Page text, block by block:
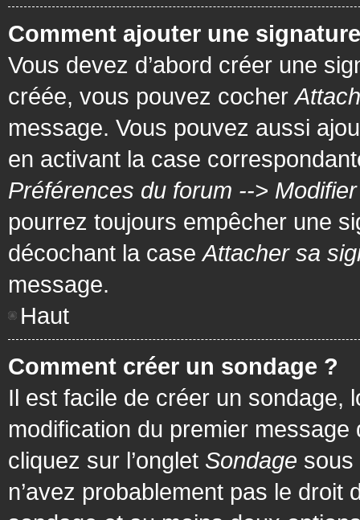
Comment ajouter une
Vous devez d’abord créer une
créée, vous pouvez cocher
message. Vous pouvez aussi
en activant la case
Préférences du forum -->
pourrez toujours empêcher une
décochant la caseAttacher sa
message.
Haut
Comment créer un sondage ?
Il est facile de créer un sondage,
modification du premier
cliquez sur l’onglet Sondage sous
n’avez probablement pas le